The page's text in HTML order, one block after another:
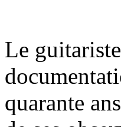
Le
quarante